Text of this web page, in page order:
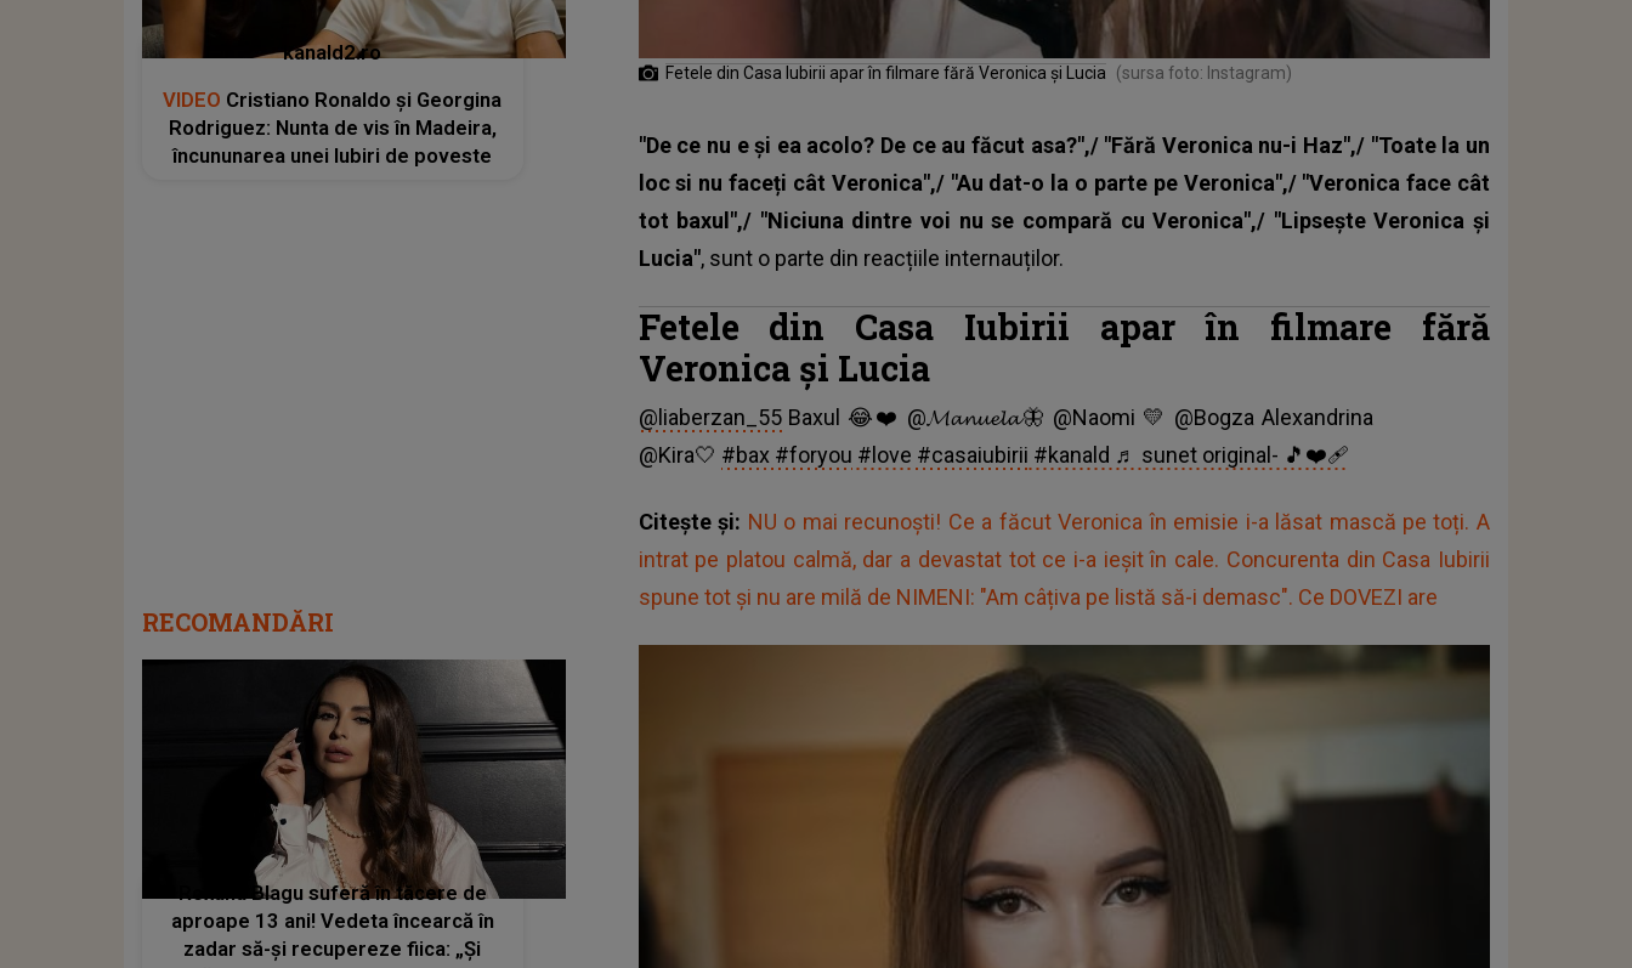
Fetele din Casa Iubirii apar în filmare fără Veronica și Lucia (sursa foto: Instagram)
"De ce nu e și ea acolo? De ce au făcut asa?",/ "Fără Veronica nu-i Haz",/ "Toate la un
loc si nu faceți cât Veronica",/ "Au dat-o la o parte pe Veronica",/ "Veronica face cât
tot baxul",/ "Niciuna dintre voi nu se compară cu Veronica",/ "Lipsește Veronica și
Lucia", sunt o parte din reacțiile internauților.
Fetele din Casa Iubirii apar în filmare fără
Veronica și Lucia
@liaberzan_55Baxul 😂❤️ @𝓜𝓪𝓷𝓾𝓮𝓵𝓪🦋 @Naomi 💛 @Bogza Alexandrina
@Kira🤍 #bax #foryou #love #casaiubirii #kanald ♬ sunet original- 🎵❤️‍🩹
Citește și: NU o mai recunoști! Ce a făcut Veronica în emisie i-a lăsat mască pe toți. A
intrat pe platou calmă, dar a devastat tot ce i-a ieșit în cale. Concurenta din Casa Iubirii
spune tot și nu are milă de NIMENI: "Am câțiva pe listă să-i demasc". Ce DOVEZI are
kanald2.ro
VIDEO Cristiano Ronaldo și Georgina
Rodriguez: Nunta de vis în Madeira,
încununarea unei Iubiri de poveste
RECOMANDĂRI
Roxana Blagu suferă în tăcere de
aproape 13 ani! Vedeta încearcă în
zadar să-și recupereze fiica: „Și